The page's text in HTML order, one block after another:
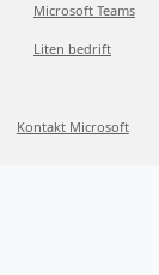
Microsoft Teams
Liten bedrift
Kontakt Microsoft